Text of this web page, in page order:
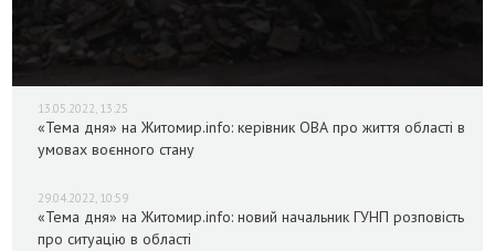
13.05.2022, 13:25
«Тема дня» на Житомир.info: керівник ОВА про життя області в
умовах воєнного стану
29.04.2022, 10:59
«Тема дня» на Житомир.info: новий начальник ГУНП розповість
про ситуацію в області